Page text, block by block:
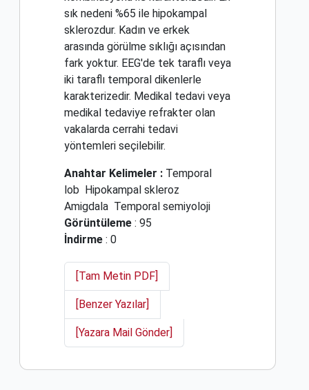
sık nedeni %65 ile hipokampal
sklerozdur. Kadın ve erkek
arasında görülme sıklığı açısından
fark yoktur. EEG'de tek taraflı veya
iki taraflı temporal dikenlerle
karakterizedir. Medikal tedavi veya
medikal tedaviye refrakter olan
vakalarda cerrahi tedavi
yöntemleri seçilebilir.
Anahtar Kelimeler : Temporal
lob
Hipokampal skleroz
Amigdala Temporal semiyoloji
Görüntüleme : 95
İndirme : 0
[Tam Metin PDF]
[Benzer Yazılar]
[Yazara Mail Gönder]